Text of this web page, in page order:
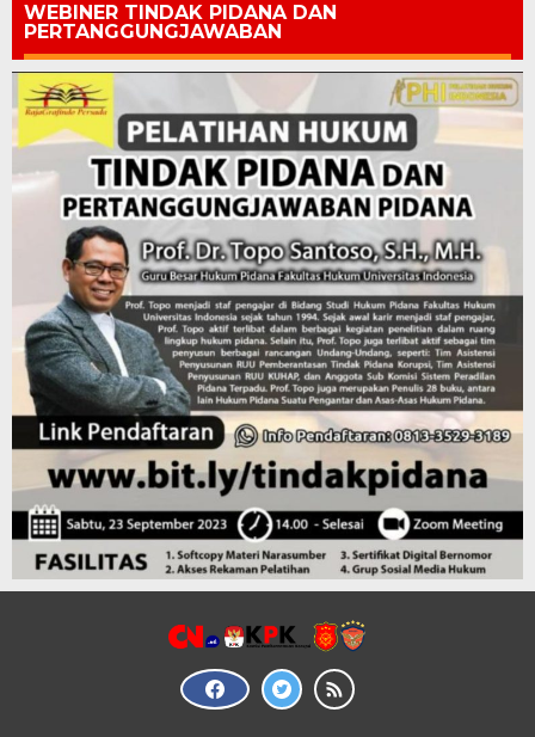
WEBINER TINDAK PIDANA DAN
PERTANGGUNGJAWABAN